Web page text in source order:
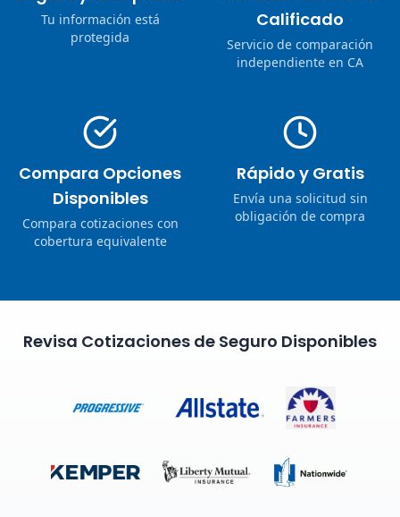
Tu información está
protegida
Calificado
Servicio de comparación
independiente en CA
Compara Opciones
Disponibles
Compara cotizaciones con
cobertura equivalente
Rápido y Gratis
Envía una solicitud sin
obligación de compra
Revisa Cotizaciones de Seguro Disponibles